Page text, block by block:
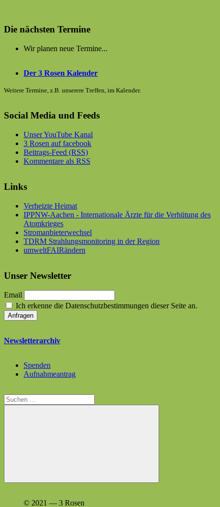
Die nächsten Termine
Wir planen neue Termine...
Der 3 Rosen Kalender
Weitere Termine, z.B. unserere Treffen, im Kalender.
Social Media und Feeds
Unser YouTube Kanal
3 Rosen auf facebook
Beitrags-Feed (RSS)
Kommentare als RSS
Links
Verheizte Heimat
IPPNW-Aachen - Internationale Ärzte für die Verhütung des
Atomkrieges
Stromanbieterwechsel
TDRM Strahlungsmonitoring in der Region
umweltFAIRändern
Unser Newsletter
Email
Ich erkenne die Datenschutzbestimmungen dieser Seite an.
Newsletterarchiv
Spenden
Aufnahmeantrag
Suchen
nach:
Suchen
© 2021 — 3 Rosen